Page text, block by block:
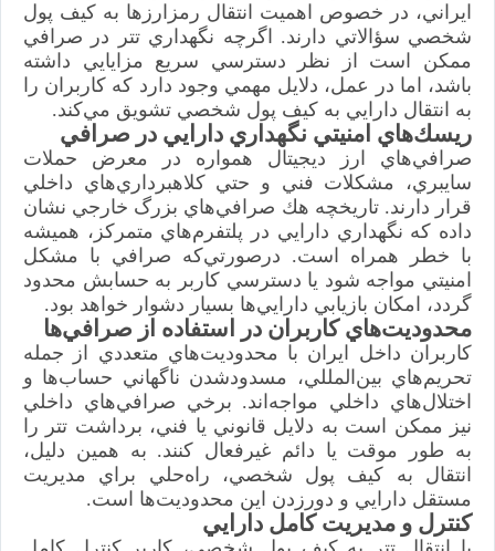
ايراني، در خصوص اهميت انتقال رمزارزها به كيف پول
شخصي سؤالاتي دارند. اگرچه نگهداري تتر در صرافي
ممكن است از نظر دسترسي سريع مزايايي داشته
باشد، اما در عمل، دلايل مهمي وجود دارد كه كاربران را
به انتقال دارايي به كيف پول شخصي تشويق مي‌كند.
ريسك‌هاي امنيتي نگهداري دارايي در صرافي
صرافي‌هاي ارز ديجيتال همواره در معرض حملات
سايبري، مشكلات فني و حتي كلاهبرداري‌هاي داخلي
قرار دارند. تاريخچه هك صرافي‌هاي بزرگ خارجي نشان
داده كه نگهداري دارايي در پلتفرم‌هاي متمركز، هميشه
با خطر همراه است. درصورتي‌كه صرافي با مشكل
امنيتي مواجه شود يا دسترسي كاربر به حسابش محدود
گردد، امكان بازيابي دارايي‌ها بسيار دشوار خواهد بود.
محدوديت‌هاي كاربران در استفاده از صرافي‌ها
كاربران داخل ايران با محدوديت‌هاي متعددي از جمله
تحريم‌هاي بين‌المللي، مسدودشدن ناگهاني حساب‌ها و
اختلال‌هاي داخلي مواجه‌اند. برخي صرافي‌هاي داخلي
نيز ممكن است به دلايل قانوني يا فني، برداشت تتر را
به طور موقت يا دائم غيرفعال كنند. به همين دليل،
انتقال به كيف پول شخصي، راه‌حلي براي مديريت
مستقل دارايي و دورزدن اين محدوديت‌ها است.
كنترل و مديريت كامل دارايي